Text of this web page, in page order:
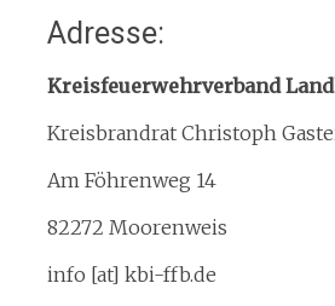
Organisation
Kreisfeuerwehrverband
Kreisbrandinspektion
Service
Adresse:
Kreisfeuerwehrverband
Kreisbrandrat Christoph
Am Föhrenweg 14
82272 Moorenweis
info [at] kbi-ffb.de